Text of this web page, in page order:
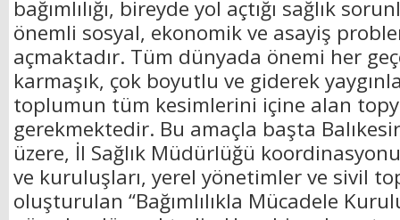
bağımlılığı, bireyde yol açtığı sağlık
önemli sosyal, ekonomik ve asayiş
açmaktadır. Tüm dünyada önemi her
karmaşık, çok boyutlu ve giderek
toplumun tüm kesimlerini içine alan
gerekmektedir. Bu amaçla başta
üzere, İl Sağlık Müdürlüğü
ve kuruluşları, yerel yönetimler ve sivil
oluşturulan “Bağımlılıkla Mücadele